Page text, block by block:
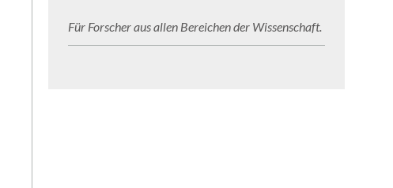
Für Forscher aus allen Bereichen der Wissenschaft.